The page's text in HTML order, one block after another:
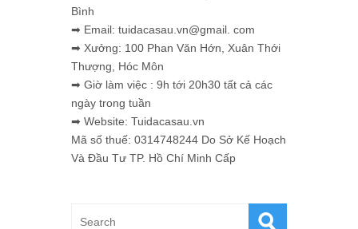
Bình
➡ Email: tuidacasau.vn@gmail. com
➡ Xưởng: 100 Phan Văn Hớn, Xuân Thới
Thượng, Hóc Môn
➡ Giờ làm việc : 9h tới 20h30 tất cả các
ngày trong tuần
➡ Website: Tuidacasau.vn
Mã số thuế: 0314748244 Do Sở Kế Hoạch
Và Đầu Tư TP. Hồ Chí Minh Cấp